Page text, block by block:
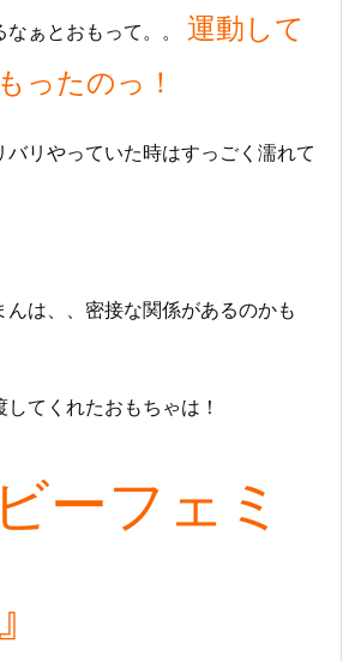
ぁとおもって。。 運動して
ったのっ！
リやっていた時はすっごく濡れて
んは、、密接な関係があるのかも
てくれたおもちゃは！
ーフェミ